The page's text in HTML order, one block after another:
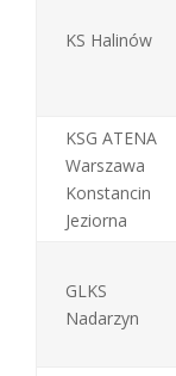
KS Halinów
KSG ATENA
Warszawa
Konstancin
Jeziorna
GLKS
Nadarzyn